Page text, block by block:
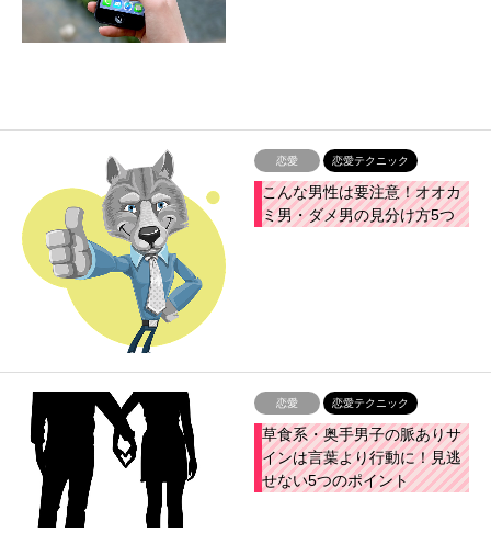
恋愛 恋愛テクニック
こんな男性は要注意！オオカ
ミ男・ダメ男の見分け方5つ
恋愛 恋愛テクニック
草食系・奥手男子の脈ありサ
インは言葉より行動に！見逃
せない5つのポイント